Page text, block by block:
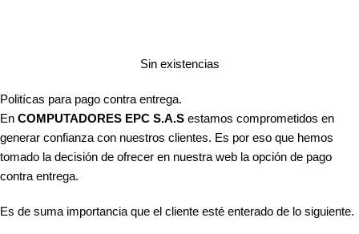
Sin existencias
Politícas para pago contra entrega.
En COMPUTADORES EPC S.A.S estamos comprometidos en
generar confianza con nuestros clientes. Es por eso que hemos
tomado la decisión de ofrecer en nuestra web la opción de pago
contra entrega.
Es de suma importancia que el cliente esté enterado de lo siguiente.